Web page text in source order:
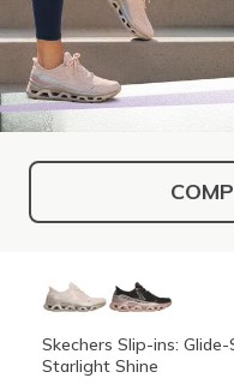
Skechers Slip-ins:
Starlight Shine